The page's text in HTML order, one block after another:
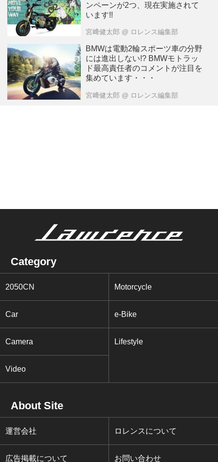
ンペーンが2つ、現在実施されて
います!!
宮﨑健太郎 @ ロレンス編集部
BMWは電動2輪スポーツ車の分野
には進出しない!? BMWモトラッ
ド最高責任者のコメントが注目を
集めています・・・
宮﨑健太郎 @ ロレンス編集部
Category
2050CN Motorcycle
Car e-Bike
Camera Lifestyle
Video
About Site
運営会社 ロレンスについて
広告掲載について お問い合わせ